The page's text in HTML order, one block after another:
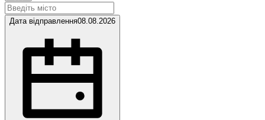
Дата відправлення08.08.2026